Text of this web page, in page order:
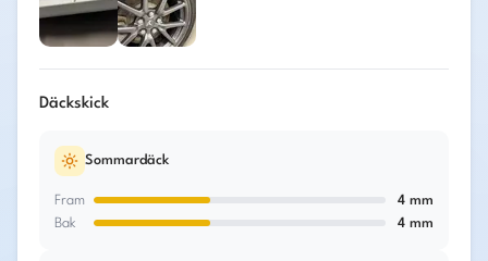
Däckskick
Sommardäck
Fram 4 mm
Bak
4 mm